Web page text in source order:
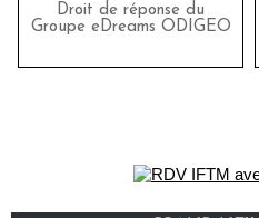
Droit de réponse du
Groupe eDreams ODIGEO